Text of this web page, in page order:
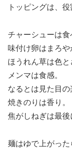
トッピングは、
チャーシューは食
味付け卵はまろや
ほうれん草は色と
メンマは食感。
なるとは見た目の
焼きのりは香り。
焦がしねぎは最後
麺はゆで上がっ